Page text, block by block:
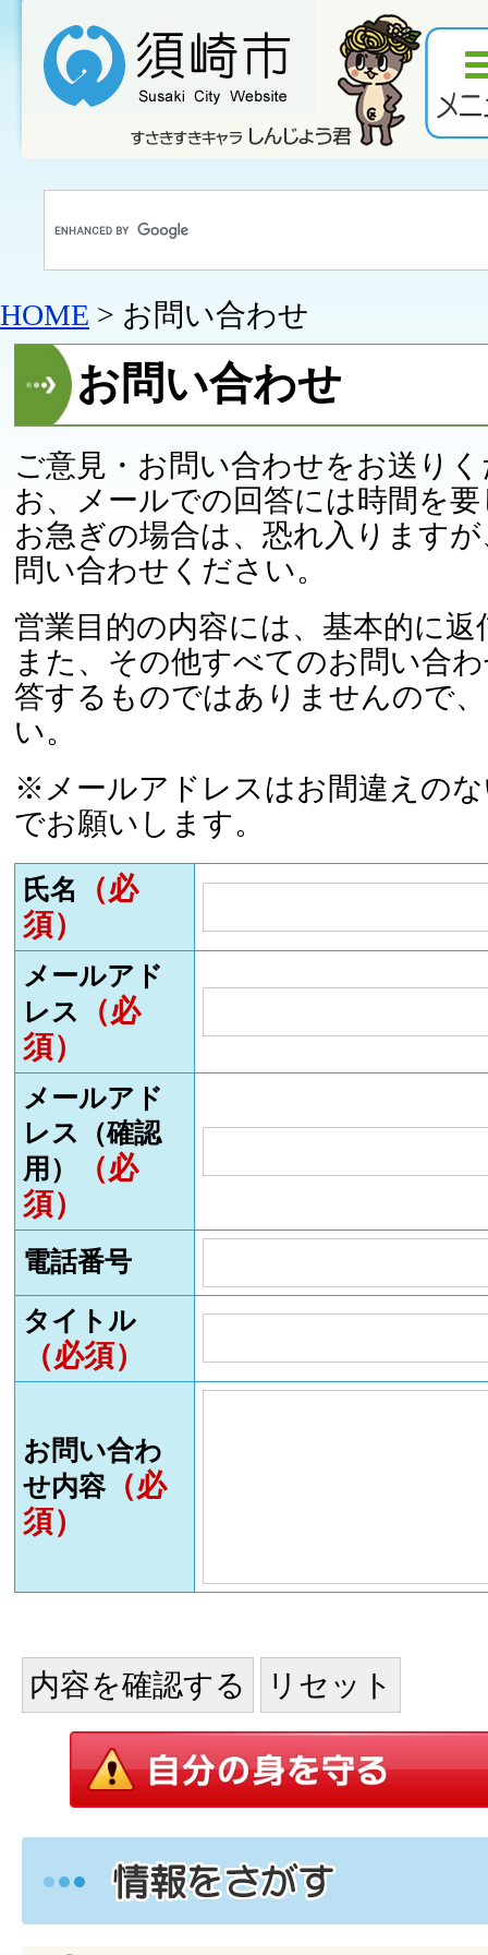
HOME > お問い合わせ
お問い合わせ
ご意見・お問い合わせをお送り
お、メールでの回答には時間を
お急ぎの場合は、恐れ入ります
問い合わせください。
営業目的の内容には、基本的に
また、その他すべてのお問い合
答するものではありませんので
い。
※メールアドレスはお間違えの
でお願いします。
氏名
（必
須）
メールアド
レス
（必
須）
メールアド
レス（確認
用）
（必
須）
電話番号
タイトル
（必須）
お問い合わ
せ内容（必
須）